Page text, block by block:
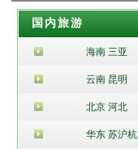
国内旅游
海南 三亚
云南 昆明
北京 河北
华东 苏沪杭